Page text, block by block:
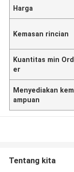
Harga
Kemasan rincian
Kuantitas min Ord
er
Menyediakan kem
ampuan
Tentang kita